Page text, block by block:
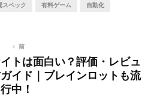
スペック 有料ゲーム 自動化
前
イトは面白い？評価・レビュ
イド｜ブレインロットも流
行中！